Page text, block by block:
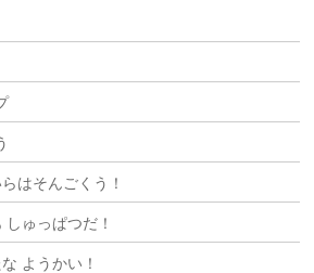
はそんごくう！
ゅっぱつだ！
ようかい！